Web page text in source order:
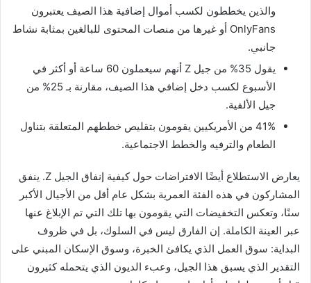
والذين يخططون لكسب أموال إضافية هذا الصيف يعتبرون
OnlyFans أو غيرها من منصات المحتوى للبالغين بمثابة نشاط
جانبي.
يقول 35% من جيل Z أنهم سيعملون 60 ساعة أو أكثر في
الأسبوع لكسب دخل إضافي هذا الصيف، مقارنة بـ 25% من
جيل الألفية.
41% من الأمريكيين يقومون بتقليص خططهم المتعلقة بتناول
الطعام والترفيه والخطط الاجتماعية.
يعارض الاستطلاع أيضًا الافتراضات حول كيفية إنفاق الجيل Z. ينفق
المشاركون في هذه الفئة العمرية بشكل عام أقل من الأجيال الأكبر
سنًا، وتعكس التخفيضات التي يقومون بها تلك التي تم الإبلاغ عنها
عبر العينة الكاملة. إن الفارق ليس في السلوك، بل في ظروف
البداية: سوق العمل الذي يكافئ الخبرة، وسوق الإسكان المبني على
التقدير الذي يسبق هذا الجيل، وعبء الديون الذي يتحمله كثيرون